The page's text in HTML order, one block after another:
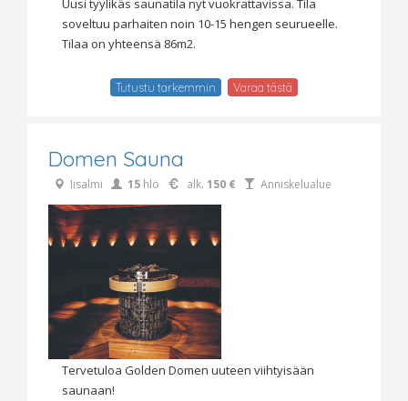
Uusi tyylikäs saunatila nyt vuokrattavissa. Tila
soveltuu parhaiten noin 10-15 hengen seurueelle.
Tilaa on yhteensä 86m2.
Tutustu tarkemmin Varaa tästä
Domen Sauna
Iisalmi 15 hlö alk. 150 € Anniskelualue
Tervetuloa Golden Domen uuteen viihtyisään
saunaan!